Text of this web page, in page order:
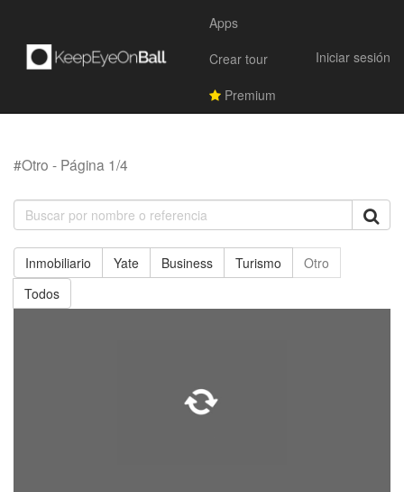
Apps
Crear tour
Premium
Iniciar sesión
#Otro - Página 1/4
Inmobiliario Yate Business Turismo
Otro
Todos